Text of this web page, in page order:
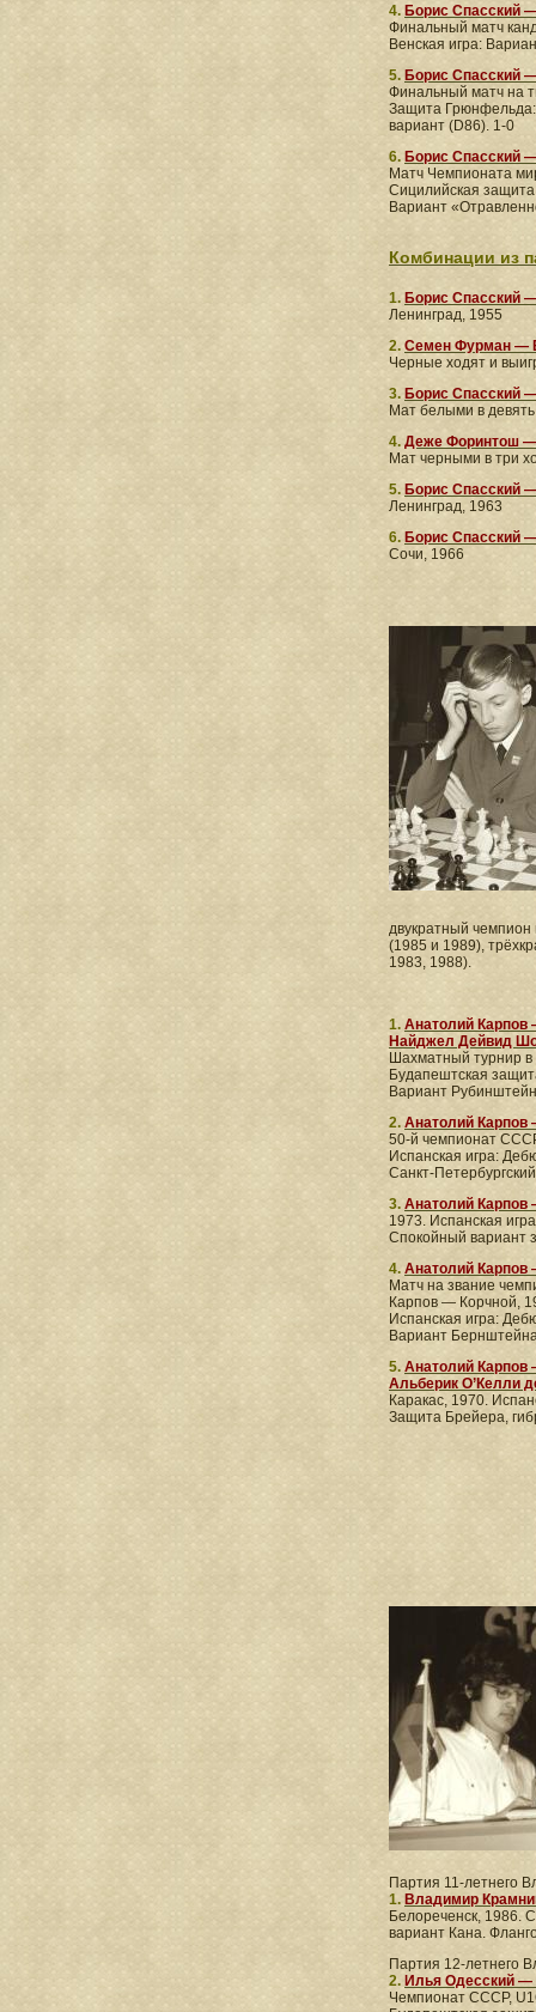
4. Борис Спасский
Финальный матч
Венская игра:
5. Борис Спасский
Финальный матч на
Защита Грюнфельда:
вариант (D86). 1-0
6. Борис Спасский
Матч Чемпионата
Сицилийская
Вариант
Комбинации из
1. Борис Спасский
Ленинград, 1955
2. Семен Фурман —
Черные ходят и
3. Борис Спасский
Мат белыми в
4. Деже Форинтош —
Мат черными в три
5. Борис Спасский
Ленинград, 1963
6. Борис Спасский
Сочи, 1966
двукратный
(1985 и 1989),
1983, 1988).
1. Анатолий Карпов
Найджел Дейвид
Шахматный турнир
Будапештская
Вариант
2. Анатолий Карпов
50-й чемпионат
Испанская игра:
Санкт-
3. Анатолий Карпов
1973. Испанская
Спокойный вариант
4. Анатолий Карпов
Матч на звание
Карпов — Корчной,
Испанская игра:
Вариант
5. Анатолий Карпов
Альберик О’Келл​и
Каракас, 1970.
Защита Брейера,
Партия 11-летнего
1. Владимир
Белореченск, 1986.
вариант Кана.
Партия 12-летнего
2. Илья Одесский
Чемпионат CCCР,